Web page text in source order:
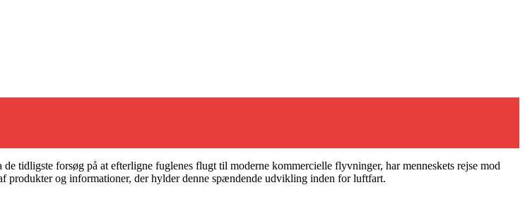
tidligste forsøg på at efterligne fuglenes flugt til moderne kommercielle flyvninger, har menneskets rejse mod
produkter og informationer, der hylder denne spændende udvikling inden for luftfart.